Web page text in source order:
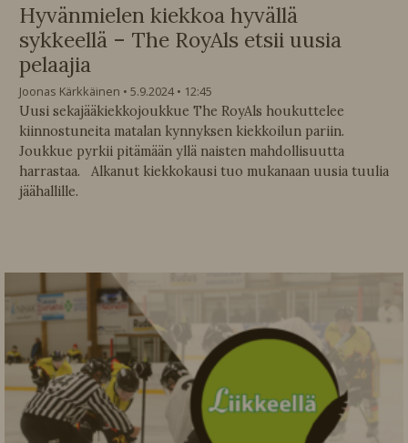
Hyvänmielen kiekkoa hyvällä
sykkeellä – The RoyAls etsii uusia
pelaajia
Joonas Kärkkäinen 5.9.2024
12:45
Uusi sekajääkiekkojoukkue The RoyAls houkuttelee
kiinnostuneita matalan kynnyksen kiekkoilun pariin.
Joukkue pyrkii pitämään yllä naisten mahdollisuutta
harrastaa. Alkanut kiekkokausi tuo mukanaan uusia tuulia
jäähallille.